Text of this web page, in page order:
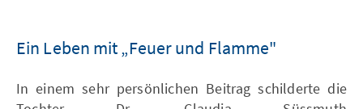
Ein Leben mit „Feuer und Flamme"
In einem sehr persönlichen Beitrag schilderte die